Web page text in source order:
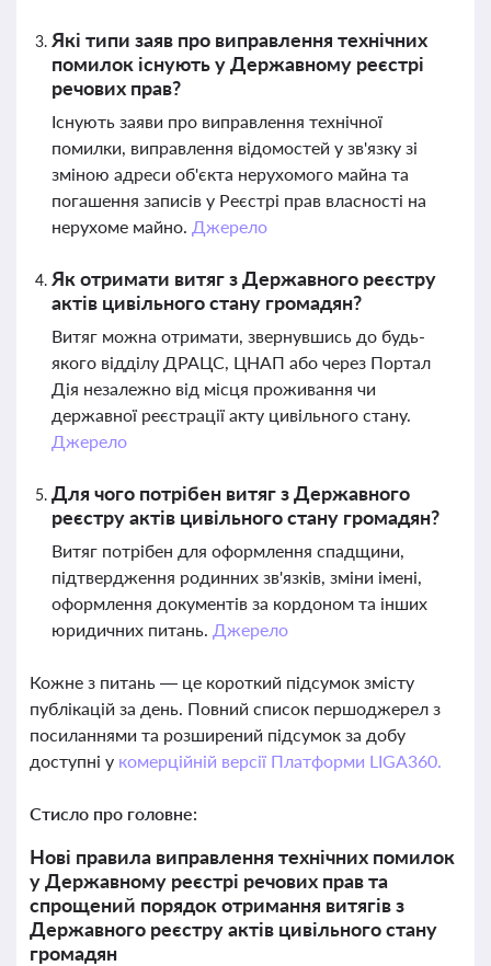
Які типи заяв про виправлення технічних
помилок існують у Державному реєстрі
речових прав?
Існують заяви про виправлення технічної
помилки, виправлення відомостей у зв'язку зі
зміною адреси об'єкта нерухомого майна та
погашення записів у Реєстрі прав власності на
нерухоме майно. Джерело
Як отримати витяг з Державного реєстру
актів цивільного стану громадян?
Витяг можна отримати, звернувшись до будь-
якого відділу ДРАЦС, ЦНАП або через Портал
Дія незалежно від місця проживання чи
державної реєстрації акту цивільного стану.
Джерело
Для чого потрібен витяг з Державного
реєстру актів цивільного стану громадян?
Витяг потрібен для оформлення спадщини,
підтвердження родинних зв'язків, зміни імені,
оформлення документів за кордоном та інших
юридичних питань. Джерело
Кожне з питань — це короткий підсумок змісту
публікацій за день. Повний список першоджерел з
посиланнями та розширений підсумок за добу
доступні у комерційній версії Платформи LIGA360.
Стисло про головне:
Нові правила виправлення технічних помилок
у Державному реєстрі речових прав та
спрощений порядок отримання витягів з
Державного реєстру актів цивільного стану
громадян